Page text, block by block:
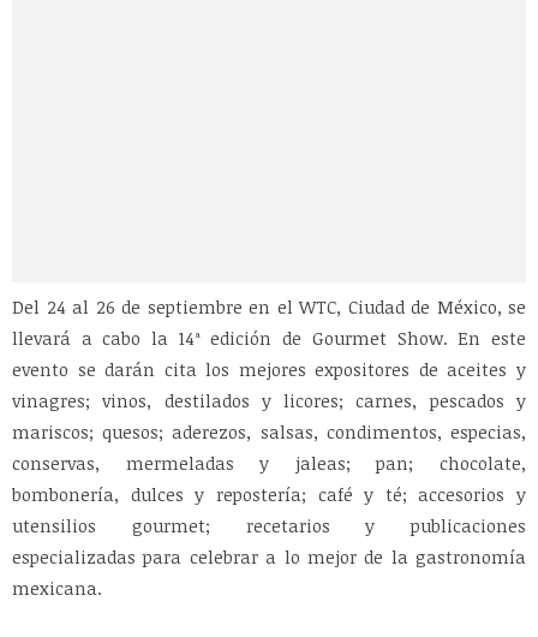
Del 24 al 26 de septiembre en el WTC, Ciudad de México, se
llevará a cabo la 14ª edición de Gourmet Show. En este
evento se darán cita los mejores expositores de aceites y
vinagres; vinos, destilados y licores; carnes, pescados y
mariscos; quesos; aderezos, salsas, condimentos, especias,
conservas, mermeladas y jaleas; pan; chocolate,
bombonería, dulces y repostería; café y té; accesorios y
utensilios gourmet; recetarios y publicaciones
especializadas para celebrar a lo mejor de la gastronomía
mexicana.